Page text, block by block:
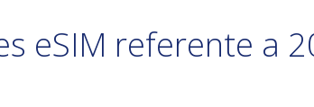
eSIM referente a